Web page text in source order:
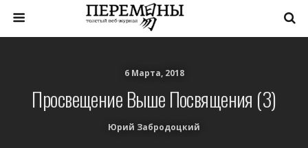
6 Марта, 2018
Просвещение Выше Посвящения (3)
Юрий Забродоцкий